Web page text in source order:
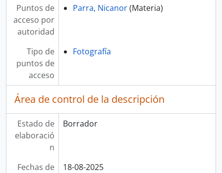
Puntos de
acceso por
autoridad
Parra, Nicanor(Materia)
Tipo de
puntos de
acceso
Fotografía
Área de control de la descripción
Estado de
elaboració
n
Borrador
Fechas de
18-08-2025